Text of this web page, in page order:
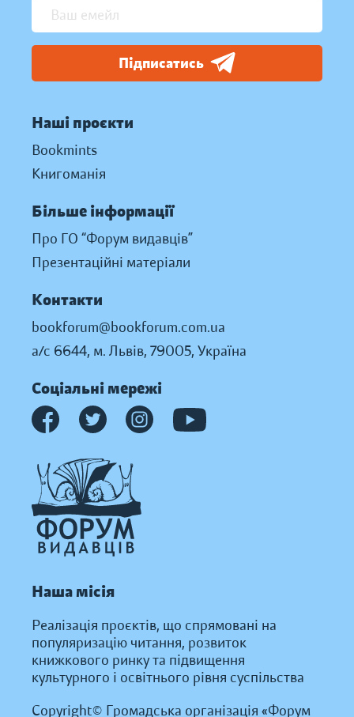
Підписатись
Наші проєкти
Bookmints
Книгоманія
Більше інформації
Про ГО “Форум видавців”
Презентаційні матеріали
Контакти
bookforum@bookforum.com.ua
а/с 6644, м. Львів, 79005, Україна
Соціальні мережі
Наша місія
Реалізація проєктів, що спрямовані на
популяризацію читання, розвиток
книжкового ринку та підвищення
культурного і освітнього рівня суспільства
Copyright© Громадська організація «Форум